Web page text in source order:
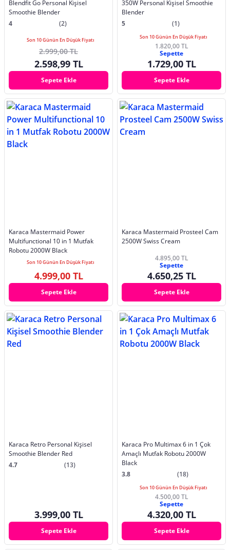
Blendfit Go Personal Kişisel
Smoothie Blender
4
(2)
Son 10 Günün En Düşük Fiyatı
2.999,00 TL
2.598,99 TL
Sepete Ekle
350W Personal Kişisel Smoothie
Blender
5
(1)
Son 10 Günün En Düşük Fiyatı
1.820,00 TL
Sepette
1.729,00 TL
Sepete Ekle
Karaca Mastermaid Power
Multifunctional 10 in 1 Mutfak
Robotu 2000W Black
Son 10 Günün En Düşük Fiyatı
4.999,00 TL
Sepete Ekle
Karaca Mastermaid Prosteel Cam
2500W Swiss Cream
4.895,00 TL
Sepette
4.650,25 TL
Sepete Ekle
Karaca Retro Personal Kişisel
Smoothie Blender Red
4.7
(13)
3.999,00 TL
Sepete Ekle
Karaca Pro Multimax 6 in 1 Çok
Amaçlı Mutfak Robotu 2000W
Black
3.8
(18)
Son 10 Günün En Düşük Fiyatı
4.500,00 TL
Sepette
4.320,00 TL
Sepete Ekle